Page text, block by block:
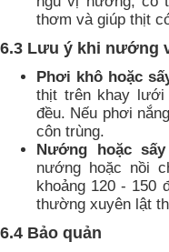
thơm và giúp thịt
6.3 Lưu ý khi nướng
Phơi khô hoặc
thịt trên khay lưới
đều. Nếu phơi
côn trùng.
Nướng hoặc
nướng hoặc nồi
khoảng 120 - 150
thường xuyên lật
6.4 Bảo quản